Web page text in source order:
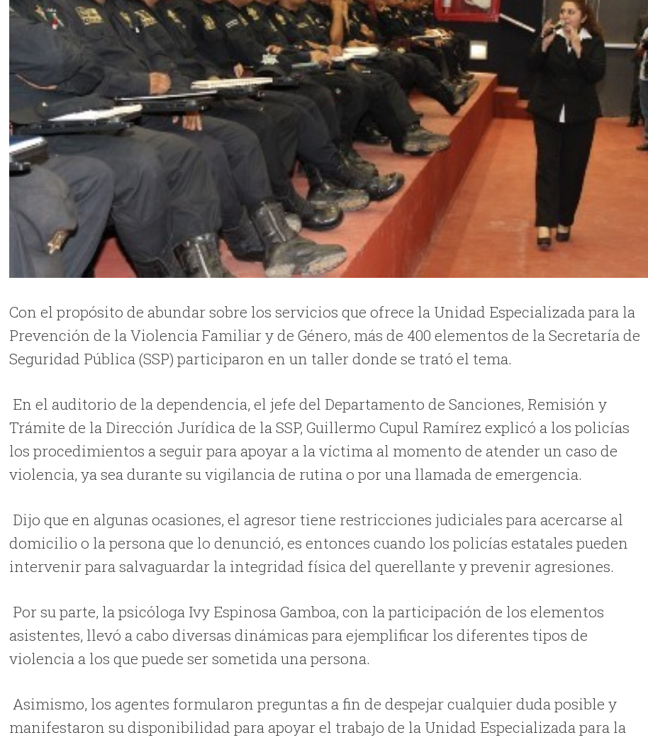
Con el propósito de abundar sobre los servicios que ofrece la Unidad Especializada para la
Prevención de la Violencia Familiar y de Género, más de 400 elementos de la Secretaría de
Seguridad Pública (SSP) participaron en un taller donde se trató el tema.
En el auditorio de la dependencia, el jefe del Departamento de Sanciones, Remisión y
Trámite de la Dirección Jurídica de la SSP, Guillermo Cupul Ramírez explicó a los policías
los procedimientos a seguir para apoyar a la víctima al momento de atender un caso de
violencia, ya sea durante su vigilancia de rutina o por una llamada de emergencia.
Dijo que en algunas ocasiones, el agresor tiene restricciones judiciales para acercarse al
domicilio o la persona que lo denunció, es entonces cuando los policías estatales pueden
intervenir para salvaguardar la integridad física del querellante y prevenir agresiones.
Por su parte, la psicóloga Ivy Espinosa Gamboa, con la participación de los elementos
asistentes, llevó a cabo diversas dinámicas para ejemplificar los diferentes tipos de
violencia a los que puede ser sometida una persona.
Asimismo, los agentes formularon preguntas a fin de despejar cualquier duda posible y
manifestaron su disponibilidad para apoyar el trabajo de la Unidad Especializada para la